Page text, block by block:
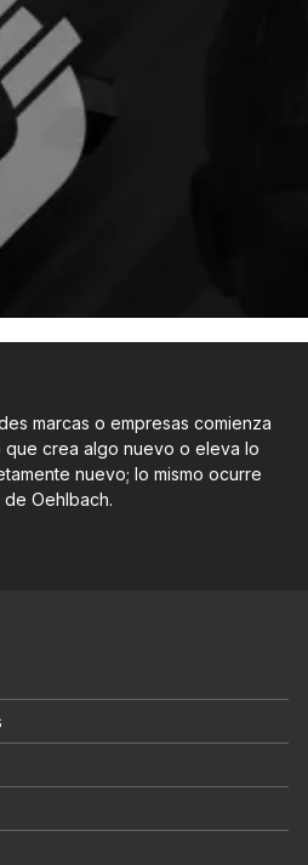
marcas o empresas comienza
crea algo nuevo o eleva lo
nuevo; lo mismo ocurre
Oehlbach.